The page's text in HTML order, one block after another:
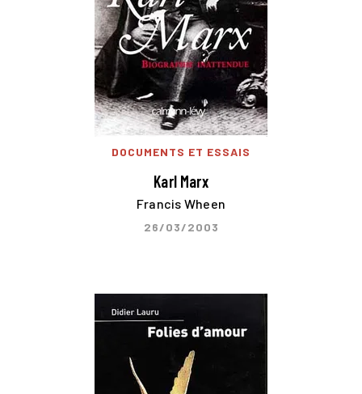
DOCUMENTS ET ESSAIS
Karl Marx
Francis Wheen
26/03/2003